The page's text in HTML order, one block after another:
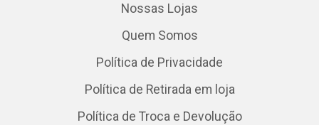
Nossas Lojas
Quem Somos
Política de Privacidade
Política de Retirada em loja
Política de Troca e Devolução